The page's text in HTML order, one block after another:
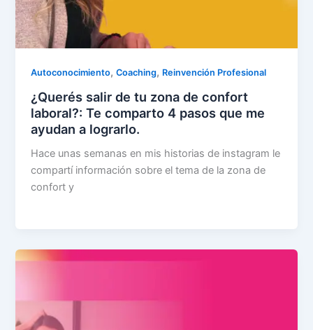
Autoconocimiento,Coaching, Reinvención Profesional
¿Querés salir de tu zona de confort
laboral?: Te comparto 4 pasos que me
ayudan a lograrlo.
Hace unas semanas en mis historias de instagram le
compartí información sobre el tema de la zona de
confort y